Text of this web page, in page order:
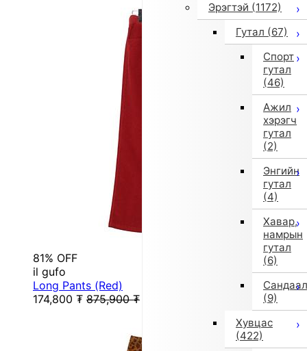
Эрэгтэй (1172)
Гутал (67)
Спорт
гутал
(46)
Ажил
хэрэгч
гутал
(2)
Энгийн
гутал
(4)
Хавар,
намрын
гутал
(6)
Сандаал
(9)
Хувцас
(422)
81% OFF
il gufo
Long Pants (Red)
174,800 ₮ 875,900 ₮